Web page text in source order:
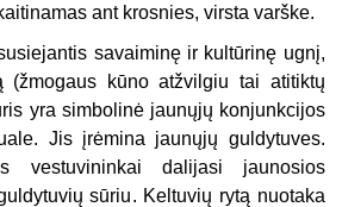
ant krosnies, virsta varške.
savaiminę ir kultūrinę ugnį,
(žmogaus kū­no atžvilgiu tai atitiktų
yra simbolinė jaunųjų konjunkcijos
Jis įrėmina jaunųjų guldytuves.
vestuvininkai dalijasi jaunosios
sūriu. Keltuvių rytą nuotaka